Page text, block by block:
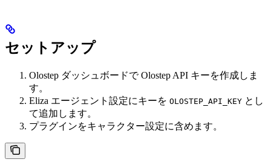
セットアップ
Olostep ダッシュボードで Olostep API キーを作成しま
す。
Eliza エージェント設定にキーを OLOSTEP_API_KEY とし
て追加します。
プラグインをキャラクター設定に含めます。